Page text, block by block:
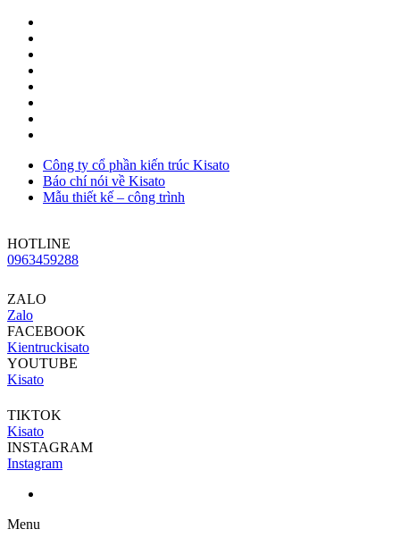
Công ty cổ phần kiến trúc Kisato
Báo chí nói về Kisato
Mẫu thiết kế – công trình
HOTLINE
0963459288
ZALO
Zalo
FACEBOOK
Kientruckisato
YOUTUBE
Kisato
TIKTOK
Kisato
INSTAGRAM
Instagram
Menu